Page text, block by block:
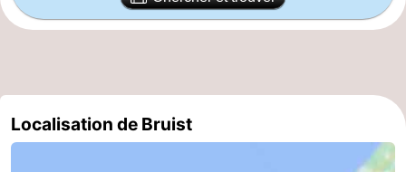
Observation
Localisation de Bruist